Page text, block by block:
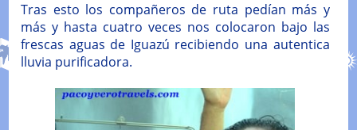
Tras esto los compañeros de ruta pedían más y
más y hasta cuatro veces nos colocaron bajo las
frescas aguas de Iguazú recibiendo una autentica
lluvia purificadora.